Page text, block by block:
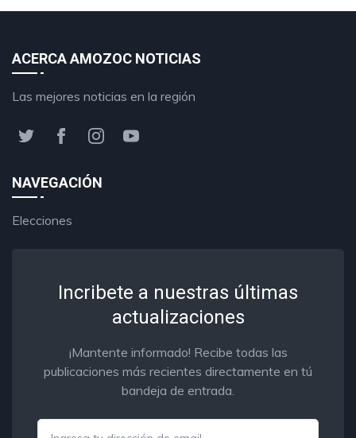
ACERCA AMOZOC NOTICIAS
Las mejores noticias en la región
NAVEGACIÓN
Elecciones
Incribete a nuestras últimas
actualizaciones
¡Mantente informado! Recibe todas las
publicaciones más recientes directamente en tú
bandeja de entrada.